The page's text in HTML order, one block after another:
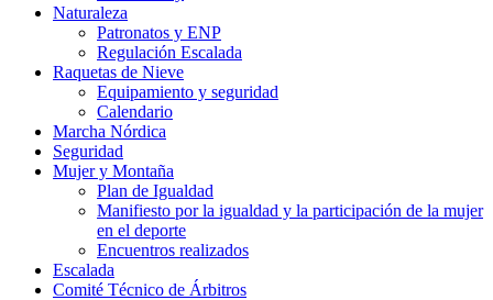
Naturaleza
Patronatos y ENP
Regulación Escalada
Raquetas de Nieve
Equipamiento y seguridad
Calendario
Marcha Nórdica
Seguridad
Mujer y Montaña
Plan de Igualdad
Manifiesto por la igualdad y la participación de la mujer
en el deporte
Encuentros realizados
Escalada
Comité Técnico de Árbitros